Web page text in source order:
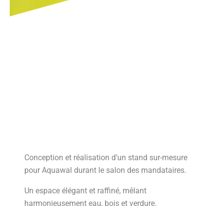
Conception et réalisation d’un stand sur-mesure
pour Aquawal durant le salon des mandataires.
Un espace élégant et raffiné, mêlant
harmonieusement eau, bois et verdure.